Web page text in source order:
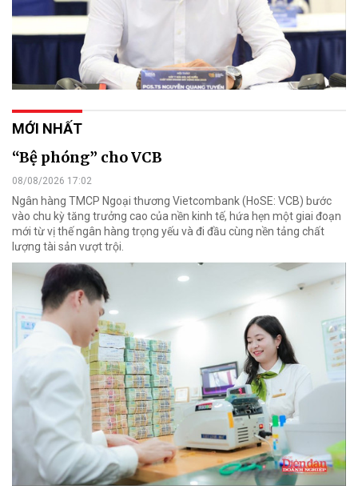
MỚI NHẤT
“Bệ phóng” cho VCB
08/08/2026 17:02
Ngân hàng TMCP Ngoại thương Vietcombank (HoSE: VCB) bước
vào chu kỳ tăng trưởng cao của nền kinh tế, hứa hẹn một giai đoạn
mới từ vị thế ngân hàng trọng yếu và đi đầu cùng nền tảng chất
lượng tài sản vượt trội.